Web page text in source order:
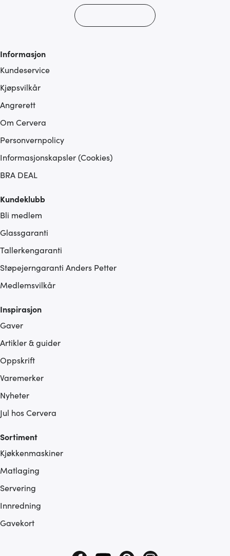
Informasjon
Kundeservice
Kjøpsvilkår
Angrerett
Om Cervera
Personvernpolicy
Informasjonskapsler (Cookies)
BRA DEAL
Kundeklubb
Bli medlem
Glassgaranti
Tallerkengaranti
Støpejerngaranti Anders Petter
Medlemsvilkår
Inspirasjon
Gaver
Artikler & guider
Oppskrift
Varemerker
Nyheter
Jul hos Cervera
Sortiment
Kjøkkenmaskiner
Matlaging
Servering
Innredning
Gavekort